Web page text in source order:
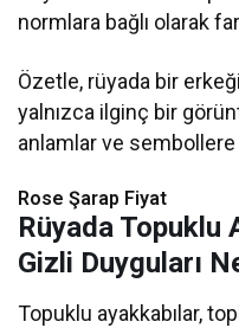
normlara bağlı olarak
Özetle, rüyada bir
yalnızca ilginç bir
anlamlar ve
Rose Şarap Fiyat
Rüyada Topuklu
Gizli Duyguları
Topuklu ayakkabılar,